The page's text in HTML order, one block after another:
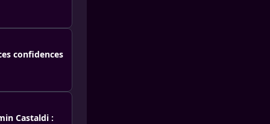
confidences
Castaldi :